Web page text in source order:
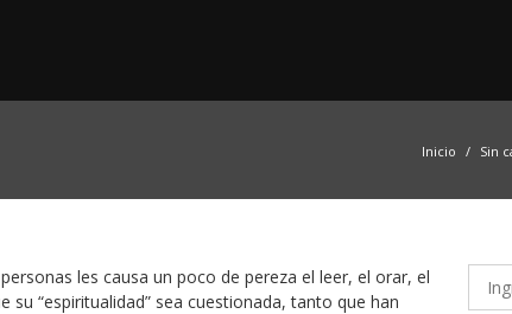
Inicio Sin
les causa un poco de pereza el leer, el orar, el
“espiritualidad” sea cuestionada, tanto que han